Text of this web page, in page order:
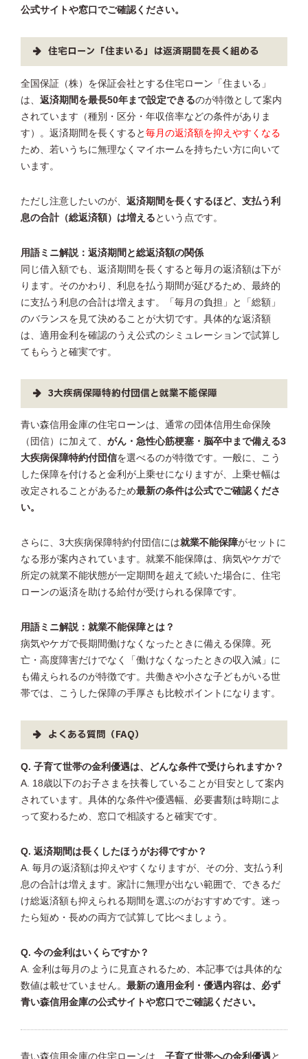
公式サイトや窓口でご確認ください。
住宅ローン「住まいる」は返済期間を長く組める
全国保証（株）を保証会社とする住宅ローン「住まいる」
は、 返済期間を最長50年まで設定できるのが特徴として案内
されています（種別・区分・年収倍率などの条件がありま
す）。返済期間を長くすると 毎月の返済額を抑えやすくなる
ため、若いうちに無理なくマイホームを持ちたい方に向いて
います。
ただし注意したいのが、 返済期間を長くするほど、支払う利
息の合計（総返済額）は増える という点です。
用語ミニ解説：返済期間と総返済額の関係
同じ借入額でも、返済期間を長くすると毎月の返済額は下が
ります。そのかわり、利息を払う期間が延びるため、最終的
に支払う利息の合計は増えます。「毎月の負担」と「総額」
のバランスを見て決めることが大切です。具体的な返済額
は、適用金利を確認のうえ公式のシミュレーションで試算し
てもらうと確実です。
3大疾病保障特約付団信と就業不能保障
青い森信用金庫の住宅ローンは、通常の団体信用生命保険
（団信）に加えて、 がん・急性心筋梗塞・脳卒中まで備える3
大疾病保障特約付団信を選べるのが特徴です。一般に、こう
した保障を付けると金利が上乗せになりますが、上乗せ幅は
改定されることがあるため最新の条件は公式でご確認くださ
い。
さらに、3大疾病保障特約付団信には就業不能保障がセットに
なる形が案内されています。就業不能保障は、病気やケガで
所定の就業不能状態が一定期間を超えて続いた場合に、住宅
ローンの返済を助ける給付が受けられる保障です。
用語ミニ解説：就業不能保障とは？
病気やケガで長期間働けなくなったときに備える保障。死
亡・高度障害だけでなく「働けなくなったときの収入減」に
も備えられるのが特徴です。共働きや小さな子どもがいる世
帯では、こうした保障の手厚さも比較ポイントになります。
よくある質問（FAQ）
Q. 子育て世帯の金利優遇は、どんな条件で受けられますか？
A. 18歳以下のお子さまを扶養していることが目安として案内
されています。具体的な条件や優遇幅、必要書類は時期によ
って変わるため、窓口で相談すると確実です。
Q. 返済期間は長くしたほうがお得ですか？
A. 毎月の返済額は抑えやすくなりますが、その分、支払う利
息の合計は増えます。家計に無理が出ない範囲で、できるだ
け総返済額も抑えられる期間を選ぶのがおすすめです。迷っ
たら短め・長めの両方で試算して比べましょう。
Q. 今の金利はいくらですか？
A. 金利は毎月のように見直されるため、本記事では具体的な
数値は載せていません。 最新の適用金利・優遇内容は、必ず
青い森信用金庫の公式サイトや窓口でご確認ください。
青い森信用金庫の住宅ローンは、 子育て世帯への金利優遇 と